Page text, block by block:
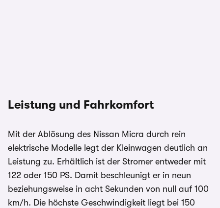
Leistung und Fahrkomfort
Mit der Ablösung des Nissan Micra durch rein
elektrische Modelle legt der Kleinwagen deutlich an
Leistung zu. Erhältlich ist der Stromer entweder mit
122 oder 150 PS. Damit beschleunigt er in neun
beziehungsweise in acht Sekunden von null auf 100
km/h. Die höchste Geschwindigkeit liegt bei 150